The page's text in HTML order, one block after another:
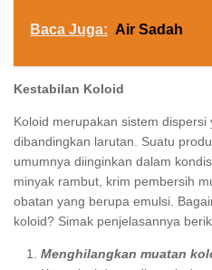
Baca Juga: Air Sadah
Kestabilan Koloid
Koloid merupakan sistem
dibandingkan larutan. Suatu
umumnya diinginkan dalam
minyak rambut, krim pembersih
obatan yang berupa emulsi.
koloid? Simak penjelasannya
Menghilangkan muatan